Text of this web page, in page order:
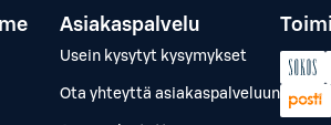
Asiakaspalvelu
Usein kysytyt kysymykset
Ota yhteyttä asiakaspalveluun